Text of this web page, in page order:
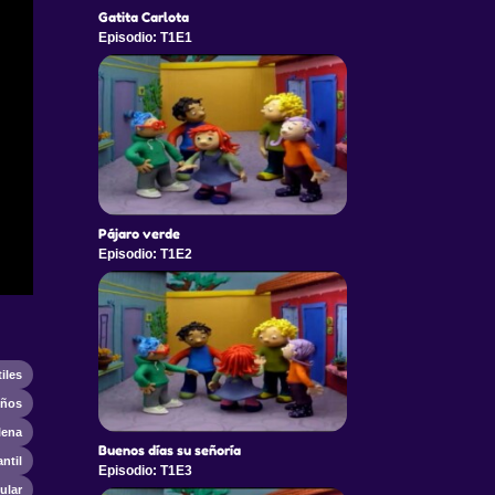
Gatita Carlota
Episodio: T1E1
Pájaro verde
Episodio: T1E2
Buenos días su señoría
Episodio: T1E3